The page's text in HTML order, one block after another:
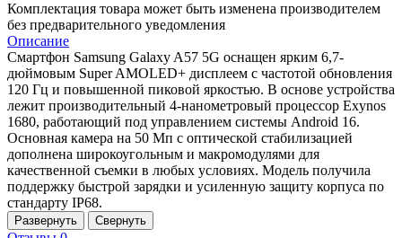
Комплектация товара может быть изменена производителем
без предварительного уведомления
Описание
Смартфон Samsung Galaxy A57 5G оснащен ярким 6,7-
дюймовым Super AMOLED+ дисплеем с частотой обновления
120 Гц и повышенной пиковой яркостью. В основе устройства
лежит производительный 4-нанометровый процессор Exynos
1680, работающий под управлением системы Android 16.
Основная камера на 50 Мп с оптической стабилизацией
дополнена широкоугольным и макромодулями для
качественной съемки в любых условиях. Модель получила
поддержку быстрой зарядки и усиленную защиту корпуса по
стандарту IP68.
Развернуть Свернуть